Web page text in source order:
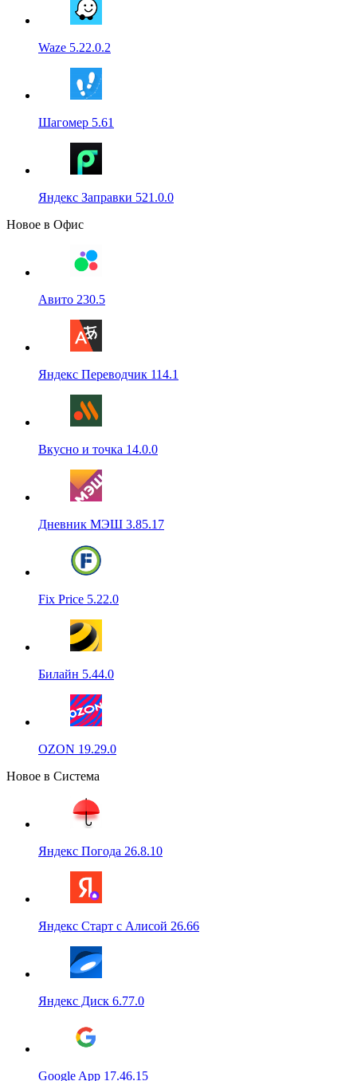
Waze 5.22.0.2
Шагомер 5.61
Яндекс Заправки 521.0.0
Новое в Офис
Авито 230.5
Яндекс Переводчик 114.1
Вкусно и точка 14.0.0
Дневник МЭШ 3.85.17
Fix Price 5.22.0
Билайн 5.44.0
OZON 19.29.0
Новое в Система
Яндекс Погода 26.8.10
Яндекс Старт с Алисой 26.66
Яндекс Диск 6.77.0
Google App 17.46.15